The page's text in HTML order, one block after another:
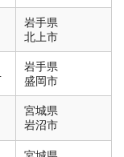
岩手県
北上市
岩手県
盛岡市
宮城県
岩沼市